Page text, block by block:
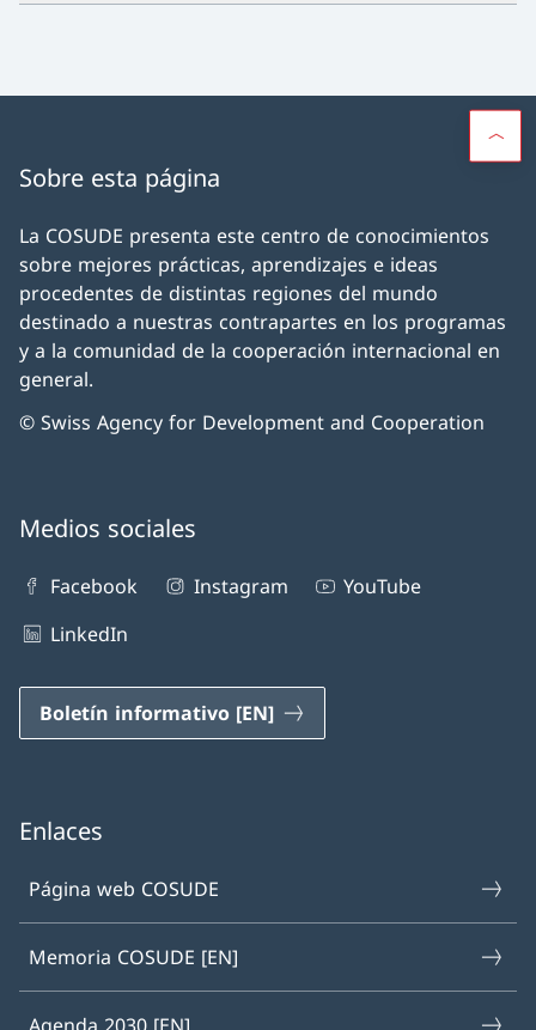
Sobre esta página
La COSUDE presenta este centro de conocimientos
sobre mejores prácticas, aprendizajes e ideas
procedentes de distintas regiones del mundo
destinado a nuestras contrapartes en los programas
y a la comunidad de la cooperación internacional en
general.
© Swiss Agency for Development and Cooperation
Medios sociales
Facebook Instagram
YouTube
LinkedIn
Boletín informativo [EN]
Enlaces
Página web COSUDE
Memoria COSUDE [EN]